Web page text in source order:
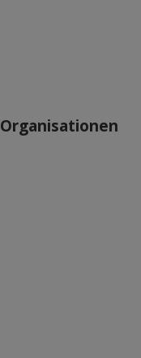
Organisationen